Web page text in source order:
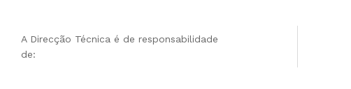
A Direcção Técnica é de responsabilidade
de: